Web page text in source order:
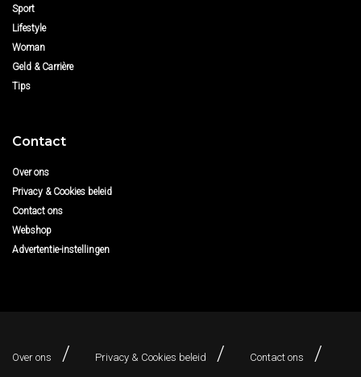
Sport
Lifestyle
Woman
Geld & Carrière
Tips
Contact
Over ons
Privacy & Cookies beleid
Contact ons
Webshop
Advertentie-instellingen
Over ons Privacy & Cookies beleid Contact ons